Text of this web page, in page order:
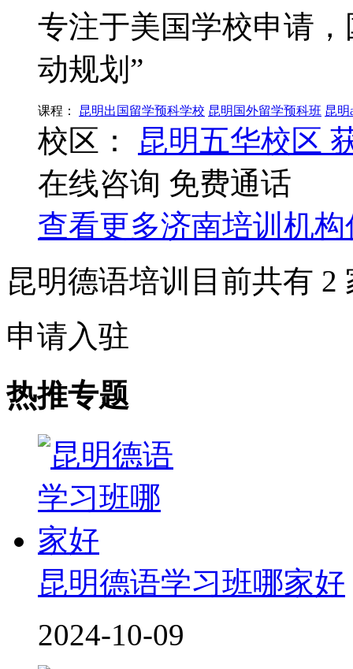
专注于美国学校申请
动规划”
课程： 昆明出国留学预科学校 昆明国外留学预科班 昆明
校区： 昆明五华校区
在线咨询 免费通话
查看更多济南培训机构
昆明德语培训目前共有 2
申请入驻
热推专题
昆明德语学习班哪家好
2024-10-09